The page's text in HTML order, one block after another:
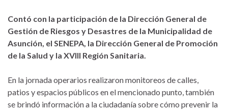
Contó con la participación de la Dirección General de
Gestión de Riesgos y Desastres de la Municipalidad de
Asunción, el SENEPA, la Dirección General de Promoción
de la Salud y la XVIII Región Sanitaria.
En la jornada operarios realizaron monitoreos de calles,
patios y espacios públicos en el mencionado punto, también
se brindó información a la ciudadanía sobre cómo prevenir la